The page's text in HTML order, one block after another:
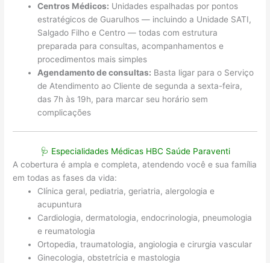
Centros Médicos: Unidades espalhadas por pontos
estratégicos de Guarulhos — incluindo a Unidade SATI,
Salgado Filho e Centro — todas com estrutura
preparada para consultas, acompanhamentos e
procedimentos mais simples
Agendamento de consultas: Basta ligar para o Serviço
de Atendimento ao Cliente de segunda a sexta-feira,
das 7h às 19h, para marcar seu horário sem
complicações
🩺 Especialidades Médicas HBC Saúde Paraventi
A cobertura é ampla e completa, atendendo você e sua família
em todas as fases da vida:
Clínica geral, pediatria, geriatria, alergologia e
acupuntura
Cardiologia, dermatologia, endocrinologia, pneumologia
e reumatologia
Ortopedia, traumatologia, angiologia e cirurgia vascular
Ginecologia, obstetrícia e mastologia